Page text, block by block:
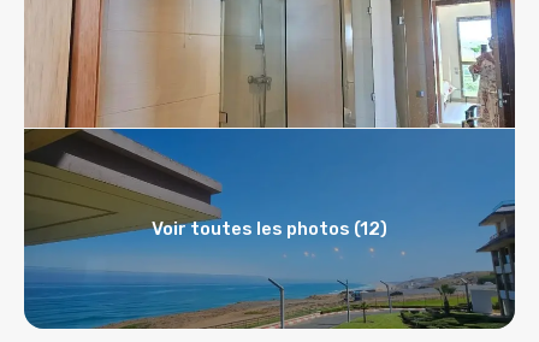
Voir toutes les photos (12)